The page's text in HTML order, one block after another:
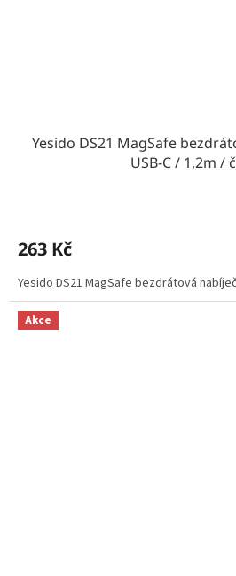
Yesido DS21 MagSafe
USB-C / 1,2m /
263 Kč
Yesido DS21 MagSafe bezdrátová
Akce